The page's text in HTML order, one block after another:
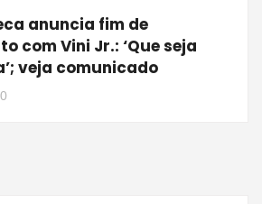
anuncia fim de
com Vini Jr.: ‘Que seja
veja comunicado
0